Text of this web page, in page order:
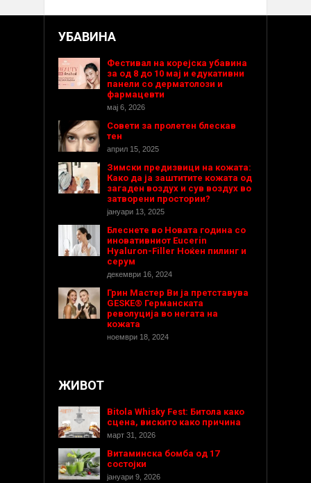
УБАВИНА
Фестивал на корејска убавина
за од 8 до 10 мај и едукативни
панели со дерматолози и
фармацевти
мај 6, 2026
Совети за пролетен блескав
тен
април 15, 2025
Зимски предизвици на кожата:
Како да ја заштитите кожата од
загаден воздух и сув воздух во
затворени простории?
јануари 13, 2025
Блеснете во Новата година со
иновативниот Eucerin
Hyaluron-Filler Ноќен пилинг и
серум
декември 16, 2024
Грин Мастер Ви ја претставува
GESKE® Германската
револуција во негата на
кожата
ноември 18, 2024
ЖИВОТ
Bitola Whisky Fest: Битола како
сцена, вискито како причина
март 31, 2026
Витаминска бомба од 17
состојки
јануари 9, 2026